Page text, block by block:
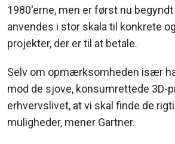
1980'erne, men er først nu
anvendes i stor skala til konkrete
projekter, der er til at betale.
Selv om opmærksomheden især
mod de sjove, konsumrettede 3D-
erhvervslivet, at vi skal finde de
muligheder, mener Gartner.